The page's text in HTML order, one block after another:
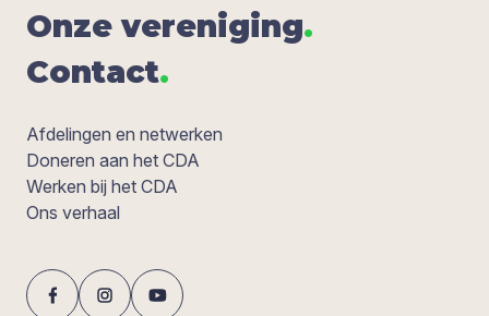
Onze ver­e­ni­ging.
Con­tact.
Afdelingen en netwerken
Doneren aan het CDA
Werken bij het CDA
Ons verhaal